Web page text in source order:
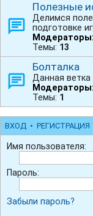
Полезные
Делимся
подготовке
Модераторы:
Темы: 13
Болталка
Данная
Модераторы:
Темы: 1
ВХОД • РЕГИСТРАЦИЯ
Имя пользователя:
Пароль:
Забыли пароль?